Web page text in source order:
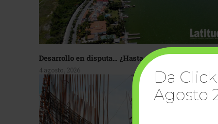
Desarrollo en disputa… ¿Hasta dónde crecer?
4 agosto, 2026
Da
Agosto